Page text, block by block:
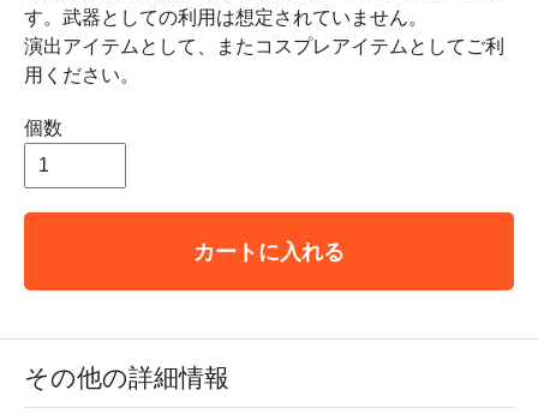
す。武器としての利用は想定されていません。
演出アイテムとして、またコスプレアイテムとしてご利
用ください。
個数
カートに入れる
その他の詳細情報